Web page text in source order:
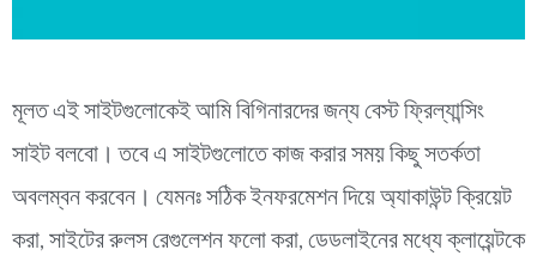
মূলত এই সাইটগুলোকেই আমি বিগিনারদের জন্য বেস্ট ফ্রিল্যান্সিং
সাইট বলবো। তবে এ সাইটগুলোতে কাজ করার সময় কিছু সতর্কতা
অবলম্বন করবেন। যেমনঃ সঠিক ইনফরমেশন দিয়ে অ্যাকাউন্ট ক্রিয়েট
করা, সাইটের রুলস রেগুলেশন ফলো করা, ডেডলাইনের মধ্যে ক্লায়েন্টকে